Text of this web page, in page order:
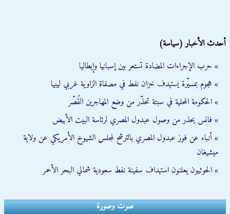
أحدث الأخبار (سياسة)
» حرب الإجراءات المضادة تستعر بين إسبانيا وإيطاليا
» هجوم بمسيّرة يستهدف خزان نفط في مصفاة الزاوية غربي ليبيا
» الحكومة المحلية في سبتة تحذّر من وضع المهاجرين القُصّر
» فانس يحذر من وصول عبدول المصري لرئاسة البيت الأبيض
» أنباء عن فوز عبدول المصري بالترشح لمجلس الشيوخ الأمريكي عن ولاية
ميشيغان
» الحوثيون يعلنون استهداف سفينة نفط سعودية شمالي البحر الأحمر
صوت وصورة